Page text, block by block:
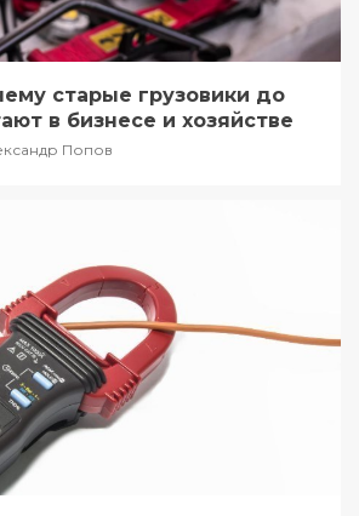
старые грузовики до
в бизнесе и хозяйстве
Попов